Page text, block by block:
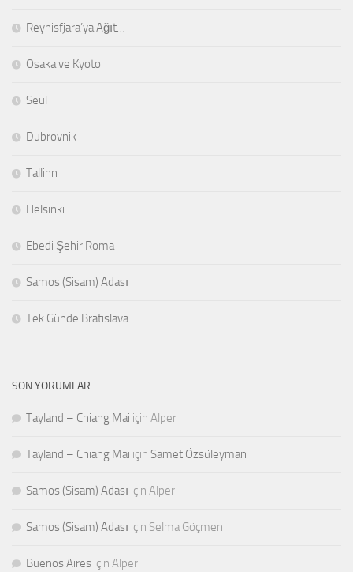
Reynisfjara’ya Ağıt…
Osaka ve Kyoto
Seul
Dubrovnik
Tallinn
Helsinki
Ebedi Şehir Roma
Samos (Sisam) Adası
Tek Günde Bratislava
SON YORUMLAR
Tayland – Chiang Mai için Alper
Tayland – Chiang Mai için Samet Özsüleyman
Samos (Sisam) Adası için Alper
Samos (Sisam) Adası için Selma Göçmen
Buenos Aires için Alper